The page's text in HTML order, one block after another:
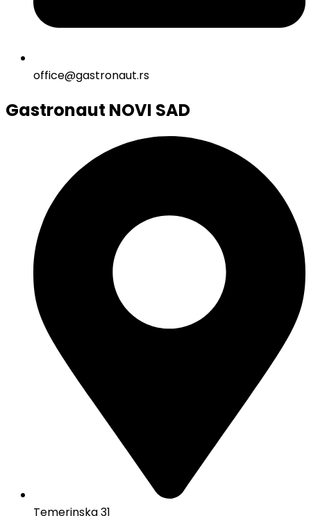
office@gastronaut.rs
Gastronaut NOVI SAD
Temerinska 31